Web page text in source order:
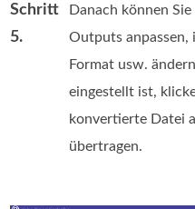
Schritt
5.
Danach können
Outputs anpassen,
Format usw.
eingestellt ist,
konvertierte Datei
übertragen.